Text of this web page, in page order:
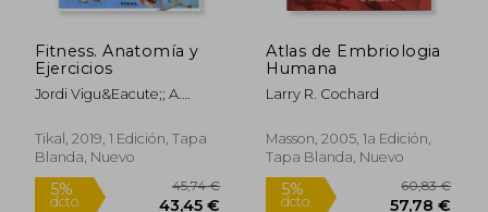
5%
dcto. 18,85 €
5%
dcto. 96,99
Fitness. Anatomía y
Ejercicios
Jordi Vigu&Eacute;; A.
Tikal, 2019, 1 Edición, Tapa
Blanda, Nuevo
Atlas de Embriologia
Humana
Larry R. Cochard
Masson, 2005, 1a Edición,
Tapa Blanda, Nuevo